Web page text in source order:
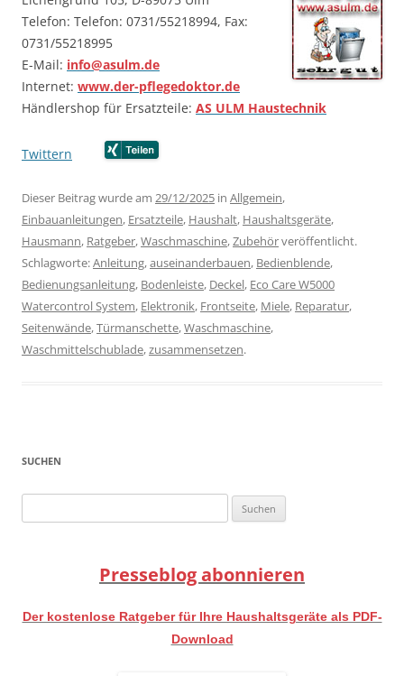
Telefon: Telefon: 0731/55218994, Fax:
0731/55218995
E-Mail: info@asulm.de
Internet: www.der-pflegedoktor.de
Händlershop für Ersatzteile: AS ULM Haustechnik
Twittern
Dieser Beitrag wurde am 29/12/2025 in Allgemein,
Einbauanleitungen, Ersatzteile, Haushalt, Haushaltsgeräte,
Hausmann, Ratgeber,Waschmaschine,Zubehörveröffentlicht.
Schlagworte:Anleitung,auseinanderbauen, Bedienblende,
Bedienungsanleitung, Bodenleiste, Deckel, Eco Care W5000
Watercontrol System, Elektronik, Frontseite, Miele, Reparatur,
Seitenwände,Türmanschette,Waschmaschine,
Waschmittelschublade,zusammensetzen.
SUCHEN
nach:
Presseblog abonnieren
Der kostenlose Ratgeber für Ihre Haushaltsgeräte als PDF-
Download